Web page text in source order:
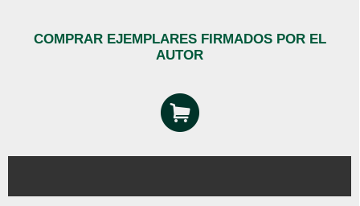
COMPRAR EJEMPLARES FIRMADOS POR EL
AUTOR